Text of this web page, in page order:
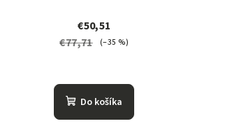
€50,51
€77,71
(–35 %)
Do košíka